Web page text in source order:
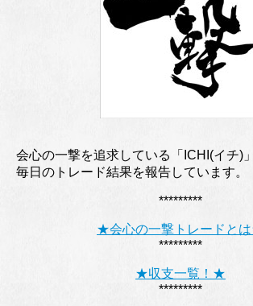
会心の一撃を追求している「ICHI(イチ)
毎日のトレード結果を報告しています。
*********
★会心の一撃トレードと
*********
★収支一覧！★
*********